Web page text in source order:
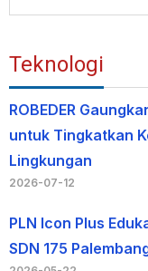
Teknologi
ROBEDER
untuk Tingkatkan
Lingkungan
2026-07-12
PLN Icon Plus
SDN 175